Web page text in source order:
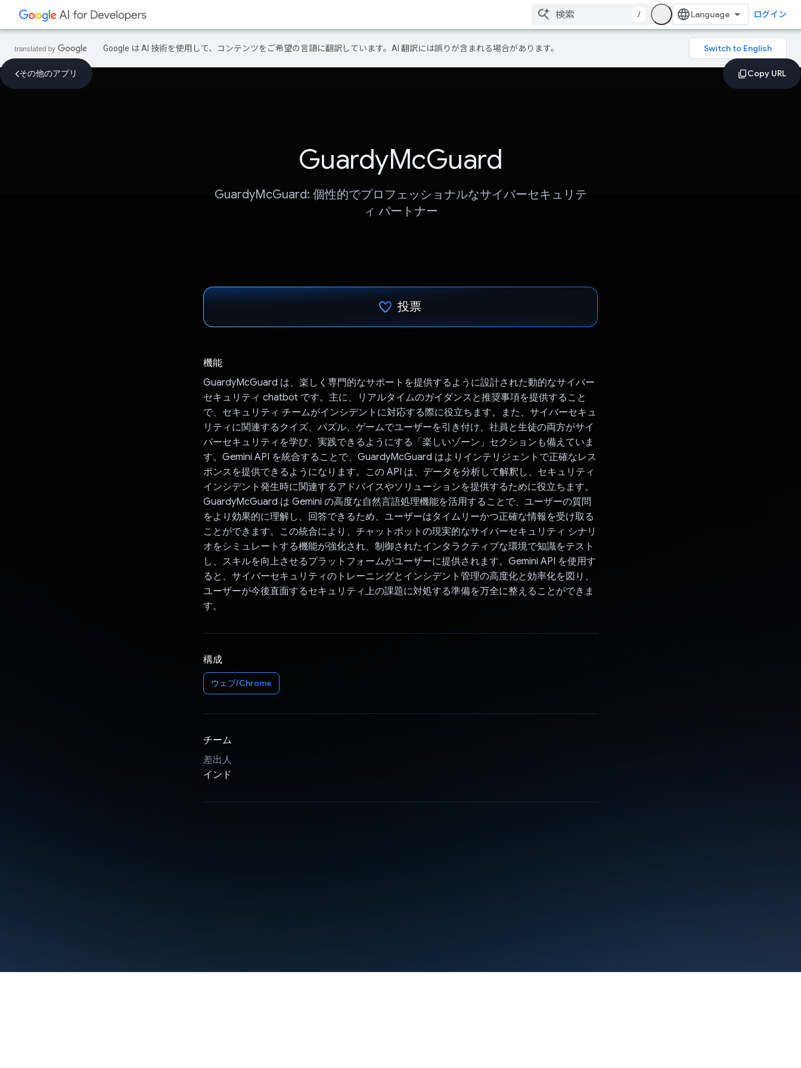
/ ログイン
Google は AI 技術を使用して、コンテンツをご希望の言語に翻訳しています。AI 翻訳には誤りが含まれる場合があります。
その他のアプリ
GuardyMcGuard
GuardyMcGuard: 個性的でプロフェッショナルなサイバーセキュリテ
ィ パートナー
投票
機能
GuardyMcGuard は、楽しく専門的なサポートを提供するように設計された動的なサイバー
セキュリティ chatbot です。主に、リアルタイムのガイダンスと推奨事項を提供すること
で、セキュリティ チームがインシデントに対応する際に役立ちます。また、サイバーセキュ
リティに関連するクイズ、パズル、ゲームでユーザーを引き付け、社員と生徒の両方がサイ
バーセキュリティを学び、実践できるようにする「楽しいゾーン」セクションも備えていま
す。Gemini API を統合することで、GuardyMcGuard はよりインテリジェントで正確なレス
ポンスを提供できるようになります。この API は、データを分析して解釈し、セキュリティ
インシデント発生時に関連するアドバイスやソリューションを提供するために役立ちます。
GuardyMcGuard は Gemini の高度な自然言語処理機能を活用することで、ユーザーの質問
をより効果的に理解し、回答できるため、ユーザーはタイムリーかつ正確な情報を受け取る
ことができます。この統合により、チャットボットの現実的なサイバーセキュリティ シナリ
オをシミュレートする機能が強化され、制御されたインタラクティブな環境で知識をテスト
し、スキルを向上させるプラットフォームがユーザーに提供されます。Gemini API を使用す
ると、サイバーセキュリティのトレーニングとインシデント管理の高度化と効率化を図り、
ユーザーが今後直面するセキュリティ上の課題に対処する準備を万全に整えることができま
す。
構成
ウェブ/Chrome
チーム
差出人
インド